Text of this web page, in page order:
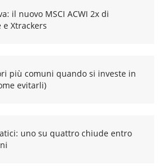
il nuovo MSCI ACWI 2x di
e Xtrackers
più comuni quando si investe in
evitarli)
uno su quattro chiude entro